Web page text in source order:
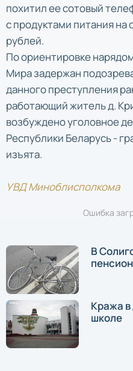
похитил ее сотовый
с продуктами питания
рублей.
По ориентировке
Мира задержан
данного преступления
работающий житель д.
возбуждено уголовное
Республики Беларусь -
изъята.
УВД Миноблисполкома
Ошибка
В
Кража
школе